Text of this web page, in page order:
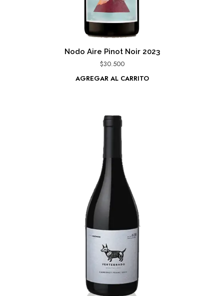
Nodo Aire Pinot Noir 2023
$30.500
AGREGAR AL CARRITO